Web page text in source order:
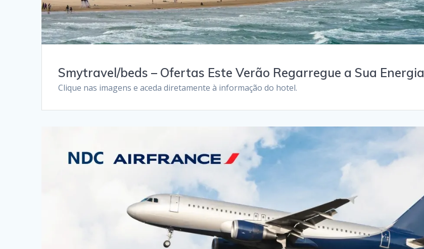
Smytravel/beds – Ofertas Este Verão Regarregue a Sua Energia
Clique nas imagens e aceda diretamente à informação do hotel.